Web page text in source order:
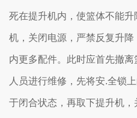
死在提升机内，使篮体不能
机，关闭电源，严禁反复升
内更多配件。此时应首先撤
人员进行维修，先将安.全锁
于闭合状态，再取下提升机